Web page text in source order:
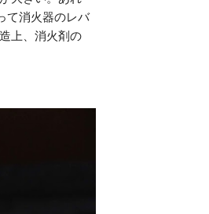
て消火器のレバ
上、消火剤の